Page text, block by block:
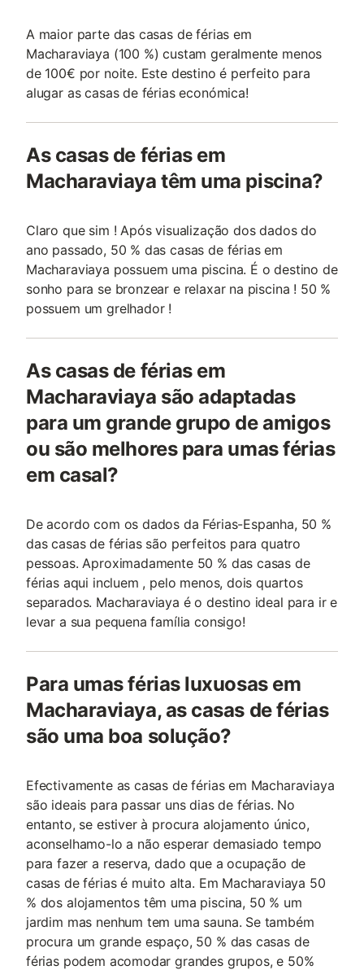
A maior parte das casas de férias em
Macharaviaya (100 %) custam geralmente menos
de 100€ por noite. Este destino é perfeito para
alugar as casas de férias económica!
As casas de férias em
Macharaviaya têm uma piscina?
Claro que sim ! Após visualização dos dados do
ano passado, 50 % das casas de férias em
Macharaviaya possuem uma piscina. É o destino de
sonho para se bronzear e relaxar na piscina ! 50 %
possuem um grelhador !
As casas de férias em
Macharaviaya são adaptadas
para um grande grupo de amigos
ou são melhores para umas férias
em casal?
De acordo com os dados da Férias-Espanha, 50 %
das casas de férias são perfeitos para quatro
pessoas. Aproximadamente 50 % das casas de
férias aqui incluem , pelo menos, dois quartos
separados. Macharaviaya é o destino ideal para ir e
levar a sua pequena família consigo!
Para umas férias luxuosas em
Macharaviaya, as casas de férias
são uma boa solução?
Efectivamente as casas de férias em Macharaviaya
são ideais para passar uns dias de férias. No
entanto, se estiver à procura alojamento único,
aconselhamo-lo a não esperar demasiado tempo
para fazer a reserva, dado que a ocupação de
casas de férias é muito alta. Em Macharaviaya 50
% dos alojamentos têm uma piscina, 50 % um
jardim mas nenhum tem uma sauna. Se também
procura um grande espaço, 50 % das casas de
férias podem acomodar grandes grupos, e 50%